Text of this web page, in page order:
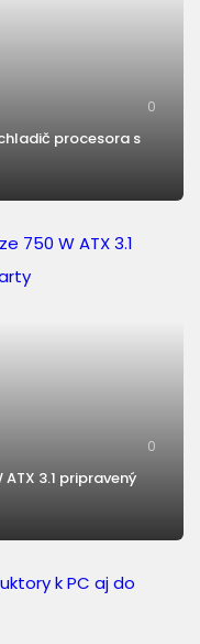
0
procesora s
0
ATX 3.1 pripravený